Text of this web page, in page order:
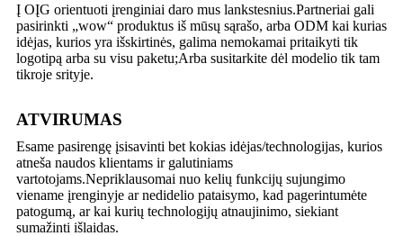
Į OĮG orientuoti įrenginiai daro mus lankstesnius.Partneriai gali
pasirinkti „wow“ produktus iš mūsų sąrašo, arba ODM kai kurias
idėjas, kurios yra išskirtinės, galima nemokamai pritaikyti tik
logotipą arba su visu paketu;Arba susitarkite dėl modelio tik tam
tikroje srityje.
ATVIRUMAS
Esame pasirengę įsisavinti bet kokias idėjas/technologijas, kurios
atneša naudos klientams ir galutiniams
vartotojams.Nepriklausomai nuo kelių funkcijų sujungimo
viename įrenginyje ar nedidelio pataisymo, kad pagerintumėte
patogumą, ar kai kurių technologijų atnaujinimo, siekiant
sumažinti išlaidas.